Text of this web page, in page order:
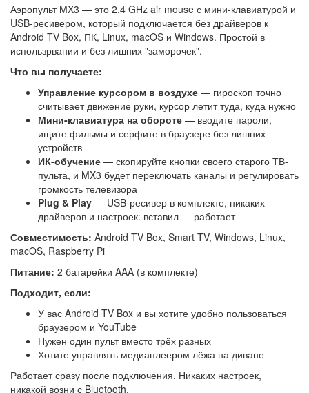
Аэропульт MX3 — это 2.4 GHz air mouse с мини-клавиатурой и
USB-ресивером, который подключается без драйверов к
Android TV Box, ПК, Linux, macOS и Windows. Простой в
использрвании и без лишних "заморочек".
Что вы получаете:
Управление курсором в воздухе — гироскоп точно
считывает движение руки, курсор летит туда, куда нужно
Мини-клавиатура на обороте — вводите пароли,
ищите фильмы и серфите в браузере без лишних
устройств
ИК-обучение — скопируйте кнопки своего старого ТВ-
пульта, и MX3 будет переключать каналы и регулировать
громкость телевизора
Plug & Play — USB-ресивер в комплекте, никаких
драйверов и настроек: вставил — работает
Совместимость: Android TV Box, Smart TV, Windows, Linux,
macOS, Raspberry Pi
Питание: 2 батарейки AAA (в комплекте)
Подходит, если:
У вас Android TV Box и вы хотите удобно пользоваться
браузером и YouTube
Нужен один пульт вместо трёх разных
Хотите управлять медиаплеером лёжа на диване
Работает сразу после подключения. Никаких настроек,
никакой возни с Bluetooth.